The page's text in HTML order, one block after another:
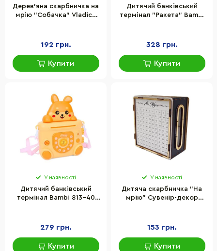
Дерев'яна скарбничка на
мрію "Собачка" Vladico
192 грн.
Купити
Дитячий банківський
термінал "Ракета" Bambi
328 грн.
Купити
У наявності
Дитячий банківський
термінал Bambi 813-40
279 грн.
Купити
У наявності
Дитяча скарбничка "На
мрію" Сувенір-декор
153 грн.
Купити